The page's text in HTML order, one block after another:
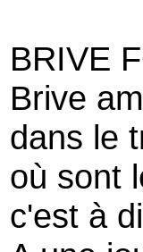
BRIVE
Brive
dans le
où sont
c'est à